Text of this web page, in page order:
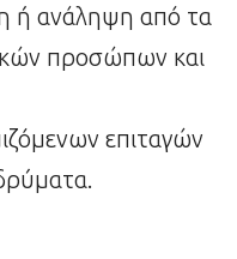
ή ανάληψη από τα
προσώπων και
επιταγών